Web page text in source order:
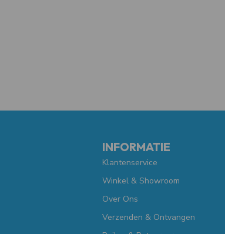
INFORMATIE
Klantenservice
Winkel & Showroom
Over Ons
Verzenden & Ontvangen